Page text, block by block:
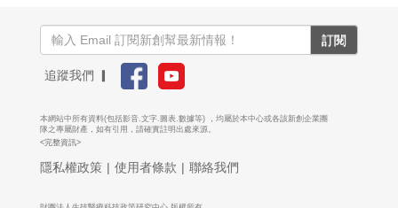
訂閱
追蹤我們 ▎
本網站中所有資料(包括影音.文字.圖表.數據等) ，均屬於本中心或各該新創企業團
隊之專屬財產，如有引用，請確實註明出處來源。
<完整資訊>
隱私權政策 | 使用者條款 | 聯絡我們